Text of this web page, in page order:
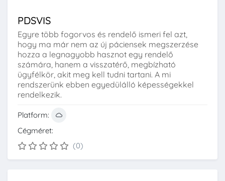
PDSVIS
Egyre több fogorvos és rendelő ismeri fel azt,
hogy ma már nem az új páciensek megszerzése
hozza a legnagyobb hasznot egy rendelő
számára, hanem a visszatérő, megbízható
ügyfélkör, akit meg kell tudni tartani. A mi
rendszerünk ebben egyedülálló képességekkel
rendelkezik.
Platform:
Cégméret:
(0)